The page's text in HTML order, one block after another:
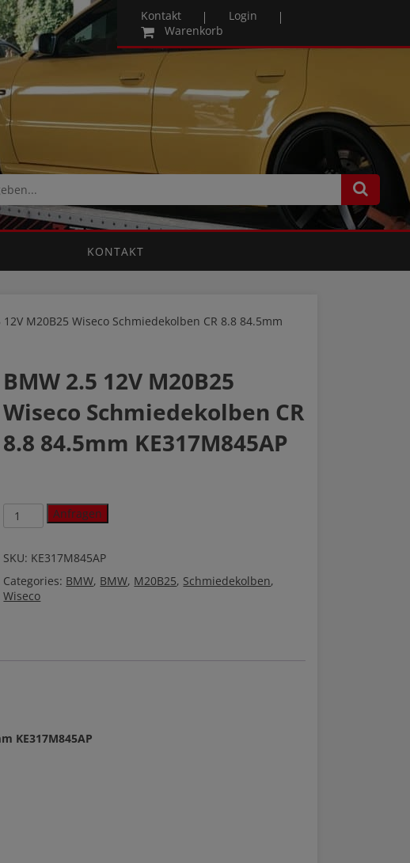
Kontakt
Login
Warenkorb
KONTAKT
M20B25 Wiseco Schmiedekolben CR 8.8 84.5mm
BMW 2.5 12V M20B25
Wiseco Schmiedekolben CR
8.8 84.5mm KE317M845AP
BMW
2.5
M20B25
Schmiedekolben
CR
quantity
Anfragen
SKU: KE317M845AP
Categories: BMW, BMW, M20B25, Schmiedekolben,
Wiseco
KE317M845AP